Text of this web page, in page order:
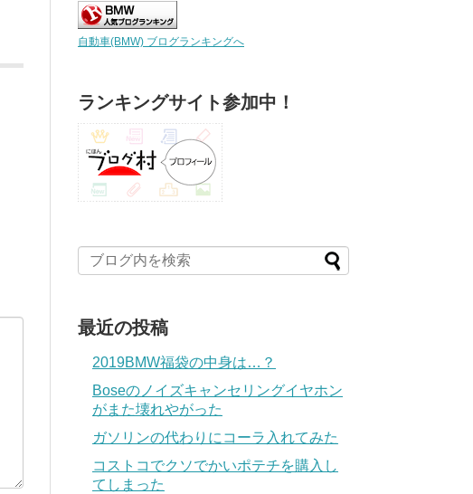
自動車(BMW) ブログランキングへ
ランキングサイト参加中！
最近の投稿
2019BMW福袋の中身は…？
Boseのノイズキャンセリングイヤホン
がまた壊れやがった
ガソリンの代わりにコーラ入れてみた
コストコでクソでかいポテチを購入し
てしまった